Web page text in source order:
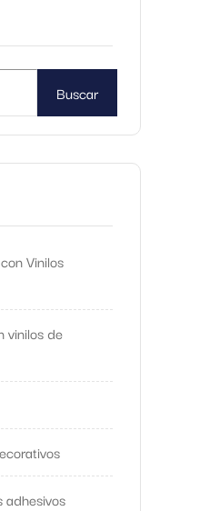
Buscar
Vinilos
vinilos de
adhesivos